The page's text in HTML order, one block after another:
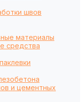
швов
материалы
средства
и цементных